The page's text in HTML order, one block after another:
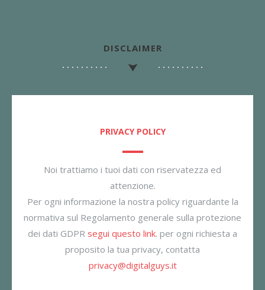
DISCLAIMER
PRIVACY POLICY
Noi trattiamo i tuoi dati con riservatezza ed
attenzione.
Per ogni informazione la nostra policy riguardante la
normativa sul Regolamento generale sulla protezione
dei dati GDPR segui questo link. per ogni richiesta a
proposito la tua privacy, contatta
privacy@digitalguys.it